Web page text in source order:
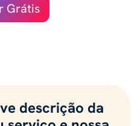
Grátis
descrição da